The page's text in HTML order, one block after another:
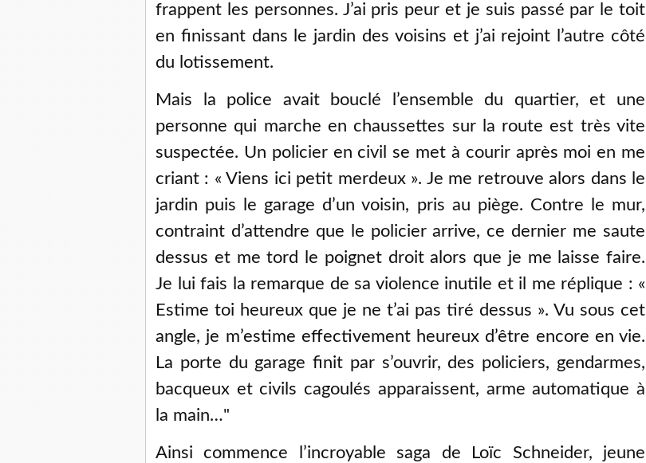
frappent les personnes. J’ai pris peur et je suis passé par le toit
en finissant dans le jardin des voisins et j’ai rejoint l’autre côté
du lotissement.
Mais la police avait bouclé l’ensemble du quartier, et une
personne qui marche en chaussettes sur la route est très vite
suspectée. Un policier en civil se met à courir après moi en me
criant : « Viens ici petit merdeux ». Je me retrouve alors dans le
jardin puis le garage d’un voisin, pris au piège. Contre le mur,
contraint d’attendre que le policier arrive, ce dernier me saute
dessus et me tord le poignet droit alors que je me laisse faire.
Je lui fais la remarque de sa violence inutile et il me réplique : «
Estime toi heureux que je ne t’ai pas tiré dessus ». Vu sous cet
angle, je m’estime effectivement heureux d’être encore en vie.
La porte du garage finit par s’ouvrir, des policiers, gendarmes,
bacqueux et civils cagoulés apparaissent, arme automatique à
la main…"
Ainsi commence l’incroyable saga de Loïc Schneider, jeune